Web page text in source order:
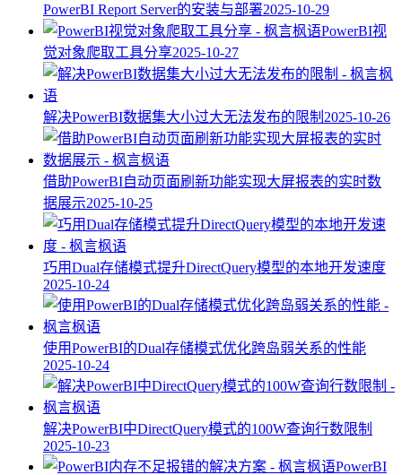
PowerBI Report Server的安装与部署2025-10-29
PowerBI视
觉对象爬取工具分享2025-10-27
解决PowerBI数据集大小过大无法发布的限制 2025-10-26
借助PowerBI自动页面刷新功能实现大屏报表的实时数
据展示2025-10-25
巧用Dual存储模式提升DirectQuery模型的本地开发速度
2025-10-24
使用PowerBI的Dual存储模式优化跨岛弱关系的性能
2025-10-24
解决PowerBI中DirectQuery模式的100W查询行数限制
2025-10-23
PowerBI